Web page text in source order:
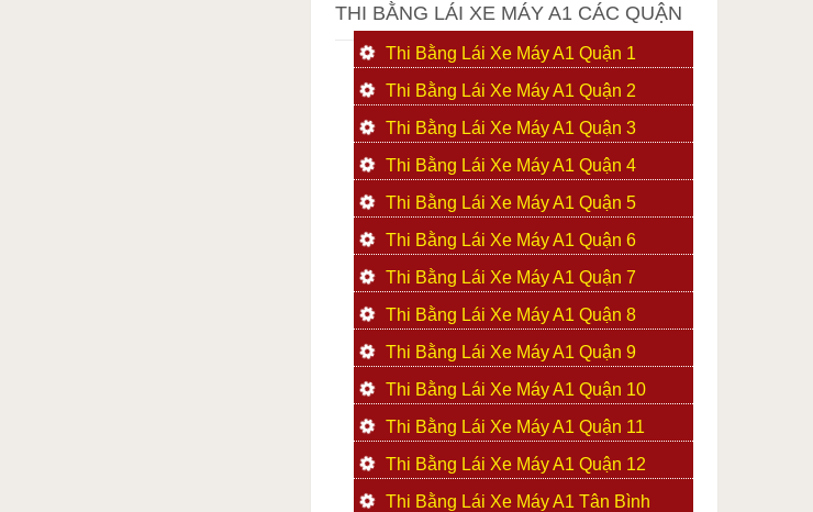
THI BẰNG LÁI XE MÁY A1 CÁC QUẬN
Thi Bằng Lái Xe Máy A1 Quận 1
Thi Bằng Lái Xe Máy A1 Quận 2
Thi Bằng Lái Xe Máy A1 Quận 3
Thi Bằng Lái Xe Máy A1 Quận 4
Thi Bằng Lái Xe Máy A1 Quận 5
Thi Bằng Lái Xe Máy A1 Quận 6
Thi Bằng Lái Xe Máy A1 Quận 7
Thi Bằng Lái Xe Máy A1 Quận 8
Thi Bằng Lái Xe Máy A1 Quận 9
Thi Bằng Lái Xe Máy A1 Quận 10
Thi Bằng Lái Xe Máy A1 Quận 11
Thi Bằng Lái Xe Máy A1 Quận 12
Thi Bằng Lái Xe Máy A1 Tân Bình